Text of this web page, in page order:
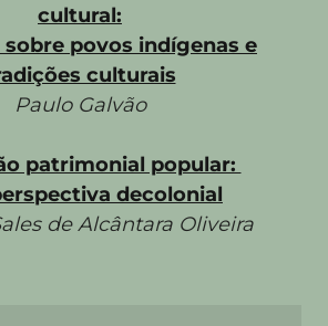
cultural:
povos indígenas e
culturais
Paulo Galvão
patrimonial popular:
decolonial
de Alcântara Oliveira